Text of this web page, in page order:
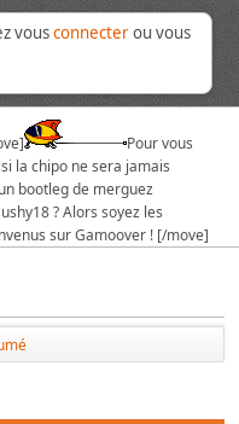
vousconnecterou vous
Pour vous
la chipo ne sera jamais
bootleg de merguez
? Alors soyez les
sur Gamoover ! [/move]